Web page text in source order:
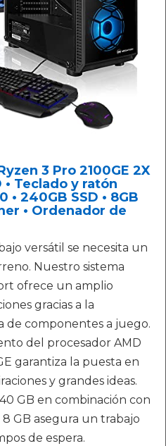
3 Pro 2100GE 2X
• Teclado y ratón
• 240GB SSD • 8GB
• Ordenador de
versátil se necesita un
Nuestro sistema
ofrece un amplio
gracias a la
de componentes a juego.
del procesador AMD
garantiza la puesta en
y grandes ideas.
GB en combinación con
8 GB asegura un trabajo
de espera.